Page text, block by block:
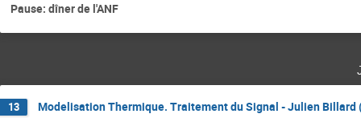
Pause: dîner de l'ANF
13 Modelisation Thermique. Traitement du Signal - Julien Billard